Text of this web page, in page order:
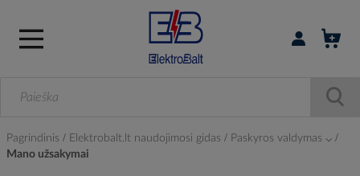
Prisijungti /
Pagrindinis Elektrobalt.lt naudojimosi gidas
Paskyros valdymas ⌵
Mano užsakymai